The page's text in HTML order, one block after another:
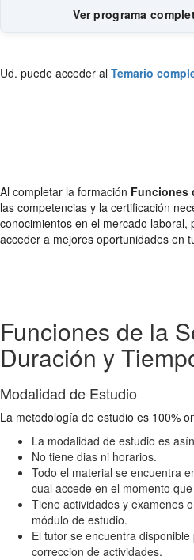
Ver programa
Ud. puede acceder al Temario
Al completar la formación Funciones
las competencias y la certificación
conocimientos en el mercado
acceder a mejores oportunidades en
Funciones de la
Duración y
Modalidad de Estudio
La metodología de estudio es 100%
La modalidad de estudio es
No tiene dias ni horarios.
Todo el material se encuentra
cual accede en el momento
Tiene actividades y examenes
módulo de estudio.
El tutor se encuentra
correccion de actividades.